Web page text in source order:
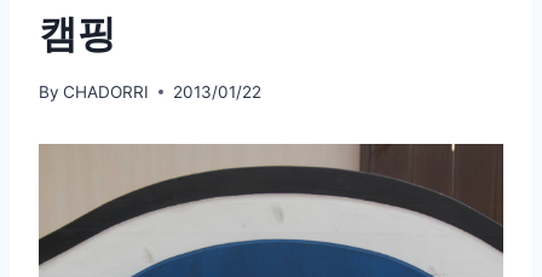
캠핑
By CHADORRI 2013/01/22